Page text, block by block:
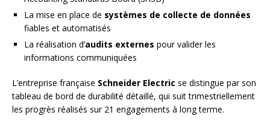
La mise en place de systèmes de collecte de données
fiables et automatisés
La réalisation d’audits externes pour valider les
informations communiquées
L’entreprise française Schneider Electric se distingue par son
tableau de bord de durabilité détaillé, qui suit trimestriellement
les progrès réalisés sur 21 engagements à long terme.